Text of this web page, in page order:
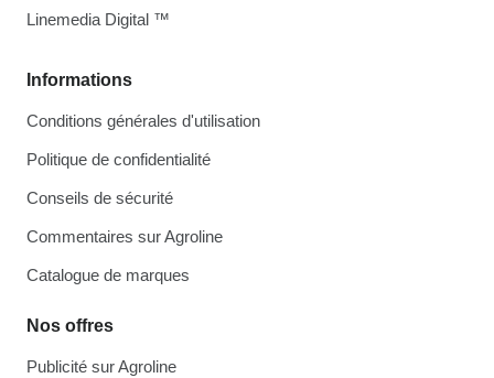
Informations
Conditions générales d'utilisation
Politique de confidentialité
Conseils de sécurité
Commentaires sur Agroline
Catalogue de marques
Nos offres
Publicité sur Agroline
Linemedia Digital ™